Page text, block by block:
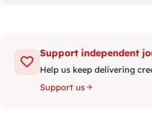
Support independent
Help us keep delivering
Support us